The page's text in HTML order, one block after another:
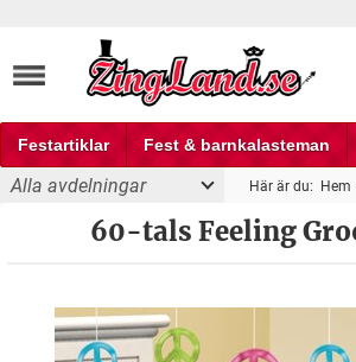
Festartiklar Fest & barnkalasteman
Fest och partyprylar
Alla avdelningar Här är du: Hem
60-tals Feeling